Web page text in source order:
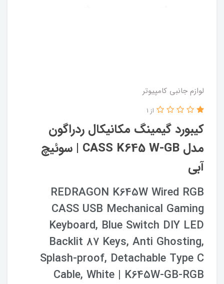
لوازم جانبی کامپیوتر
کیبورد گیمینگ مکانیکال ردراگون
مدل CASS K645 W-GB | سوئیچ
آبی
از 1
REDRAGON K645W Wired RGB
CASS USB Mechanical Gaming
Keyboard, Blue Switch DIY LED
Backlit 87 Keys, Anti Ghosting,
Splash-proof, Detachable Type C
Cable, White | K645W-GB-RGB